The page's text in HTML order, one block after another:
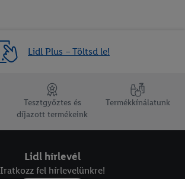
Lidl Plus – Töltsd le!
Tesztgyőztes és
díjazott termékeink
Termékkínálatunk
Lidl hírlevél
Iratkozz fel hírlevelünkre!